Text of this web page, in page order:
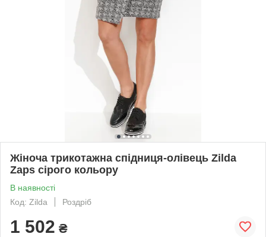
Жіноча трикотажна спідниця-олівець Zilda
Zaps сірого кольору
В наявності
Код: Zilda
Роздріб
1 502 ₴